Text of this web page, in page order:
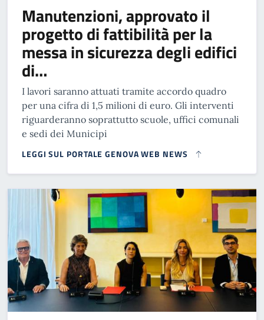
Manutenzioni, approvato il
progetto di fattibilità per la
messa in sicurezza degli edifici
di…
I lavori saranno attuati tramite accordo quadro
per una cifra di 1,5 milioni di euro. Gli interventi
riguarderanno soprattutto scuole, uffici comunali
e sedi dei Municipi
LEGGI SUL PORTALE GENOVA WEB NEWS